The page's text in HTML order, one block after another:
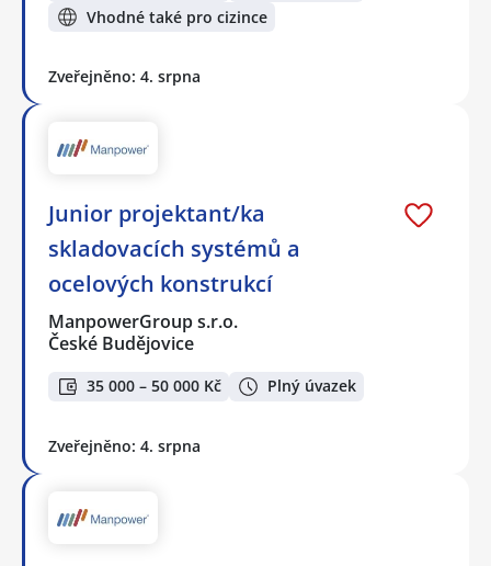
Vhodné také pro cizince
Zveřejněno: 4. srpna
Junior projektant/ka
skladovacích systémů a
ocelových konstrukcí
ManpowerGroup s.r.o.
České Budějovice
35 000 – 50 000 Kč Plný úvazek
Zveřejněno: 4. srpna